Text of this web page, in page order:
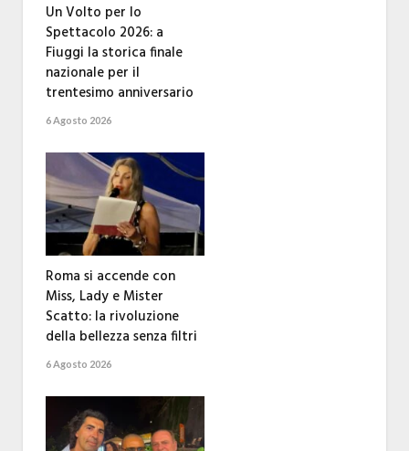
Un Volto per lo
Spettacolo 2026: a
Fiuggi la storica finale
nazionale per il
trentesimo anniversario
6 Agosto 2026
Roma si accende con
Miss, Lady e Mister
Scatto: la rivoluzione
della bellezza senza filtri
6 Agosto 2026